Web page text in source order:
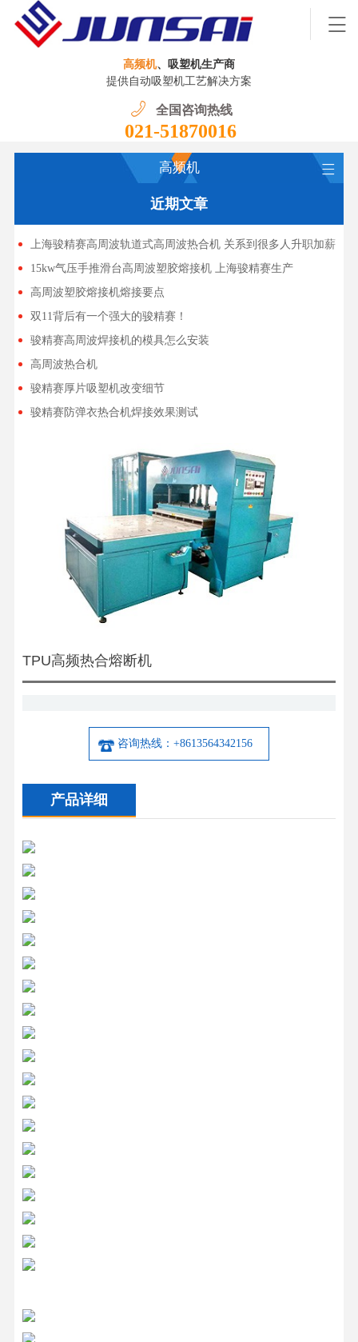
高频机、吸塑机生产商
提供自动吸塑机工艺解决方案
全国咨询热线
021-51870016
高频机
近期文章
上海骏精赛高周波轨道式高周波热合机 关系到很多人升职加薪
15kw气压手推滑台高周波塑胶熔接机 上海骏精赛生产
高周波塑胶熔接机熔接要点
双11背后有一个强大的骏精赛！
骏精赛高周波焊接机的模具怎么安装
高周波热合机
骏精赛厚片吸塑机改变细节
骏精赛防弹衣热合机焊接效果测试
TPU高频热合熔断机
咨询热线：+8613564342156
产品详细